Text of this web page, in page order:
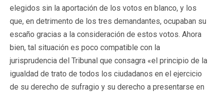
elegidos sin la aportación de los votos en blanco, y los
que, en detrimento de los tres demandantes, ocupaban su
escaño gracias a la consideración de estos votos. Ahora
bien, tal situación es poco compatible con la
jurisprudencia del Tribunal que consagra «el principio de la
igualdad de trato de todos los ciudadanos en el ejercicio
de su derecho de sufragio y su derecho a presentarse en